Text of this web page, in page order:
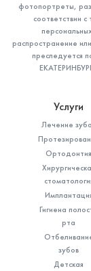
фотопортреты,
соответствии
распространение
преследуется
Услуги
Лечение
Ортодонтия
Гигиена
рта
зубов
Детская